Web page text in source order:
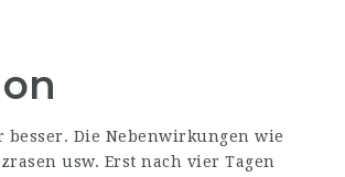
Die Nebenwirkungen wie
usw. Erst nach vier Tagen